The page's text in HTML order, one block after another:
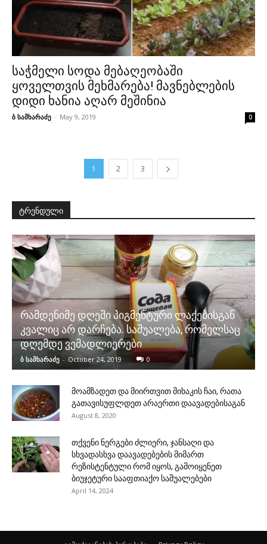
საჭმელი სოდა მებაღეობაში
ყოველთვის მეხმარება! მავნებლების
დიდი ხანია აღარ მეშინია
ბ სამხარაძე - May 9, 2019 0
1 2 3
ტრენდული
რამდენიმე დღეში პიგმენტური ლაქებისგან
კვალიც არ დარჩება. საშუალება, რომელსაც
დღემდე ვემადლიერები
ბ სამხარაძე - October 24, 2019 0
მოამზადეთ და მიირთვით მიხაკის ჩაი, რათა
გათავისუფლდეთ არაერთი დაავადებისაგან
August 8, 2020
თქვენი ნერგები ძლიერი, ჯანსაღი და
სხვადასხვა დაავადებების მიმართ
რეზისტენტული რომ იყოს, გამოიყენეთ
ბიუჯეტური სააფთიაქო საშუალებები
April 14, 2024